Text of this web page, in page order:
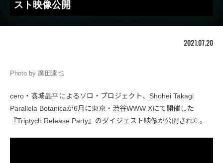
スト映像公開
2021.07.20
Photo by 廣田達也
cero・髙城晶平によるソロ・プロジェクト、Shohei Takagi
Parallela Botanicaが6月に東京・渋谷WWW Xにて開催した
『Triptych Release Party』のダイジェスト映像が公開された。